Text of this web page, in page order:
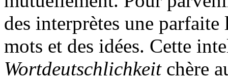
des interprètes une
mots et des idées. Cette
Wortdeutschlichkeitchère